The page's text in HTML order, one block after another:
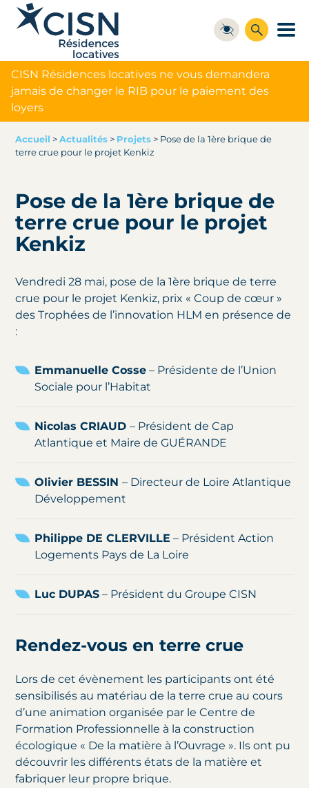
CISN Résidences locatives ne vous demandera
jamais de changer le RIB pour le paiement des
loyers
Accueil >Actualités > Projets > Pose de la 1ère brique de
terre crue pour le projet Kenkiz
Pose de la 1ère brique de
terre crue pour le projet
Kenkiz
Vendredi 28 mai, pose de la 1ère brique de terre
crue pour le projet Kenkiz, prix « Coup de cœur »
des Trophées de l’innovation HLM en présence de
:
Emmanuelle Cosse – Présidente de l’Union
Sociale pour l’Habitat
Nicolas CRIAUD– Président de Cap
Atlantique et Maire de GUÉRANDE
Olivier BESSIN– Directeur de Loire Atlantique
Développement
Philippe DE CLERVILLE – Président Action
Logements Pays de La Loire
Luc DUPAS – Président du Groupe CISN
Rendez-vous en terre crue
Lors de cet évènement les participants ont été
sensibilisés au matériau de la terre crue au cours
d’une animation organisée par le Centre de
Formation Professionnelle à la construction
écologique « De la matière à l’Ouvrage ». Ils ont pu
découvrir les différents états de la matière et
fabriquer leur propre brique.